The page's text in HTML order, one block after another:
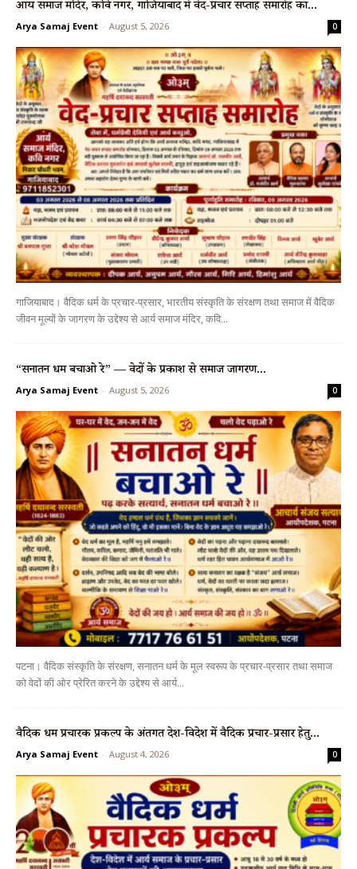
आर्य समाज मंदिर, कवि नगर, गाजियाबाद में वेद-प्रचार सप्ताह समारोह का...
Arya Samaj Event - August 5, 2026 0
गाजियाबाद। वैदिक धर्म के प्रचार-प्रसार, भारतीय संस्कृति के संरक्षण तथा समाज में वैदिक
जीवन मूल्यों के जागरण के उद्देश्य से आर्य समाज मंदिर, कवि...
“सनातन धर्म बचाओ रे” — वेदों के प्रकाश से समाज जागरण...
Arya Samaj Event - August 5, 2026 0
पटना। वैदिक संस्कृति के संरक्षण, सनातन धर्म के मूल स्वरूप के प्रचार-प्रसार तथा समाज
को वेदों की ओर प्रेरित करने के उद्देश्य से आर्य...
वैदिक धर्म प्रचारक प्रकल्प के अंतर्गत देश-विदेश में वैदिक प्रचार-प्रसार हेतु...
Arya Samaj Event - August 4, 2026 0